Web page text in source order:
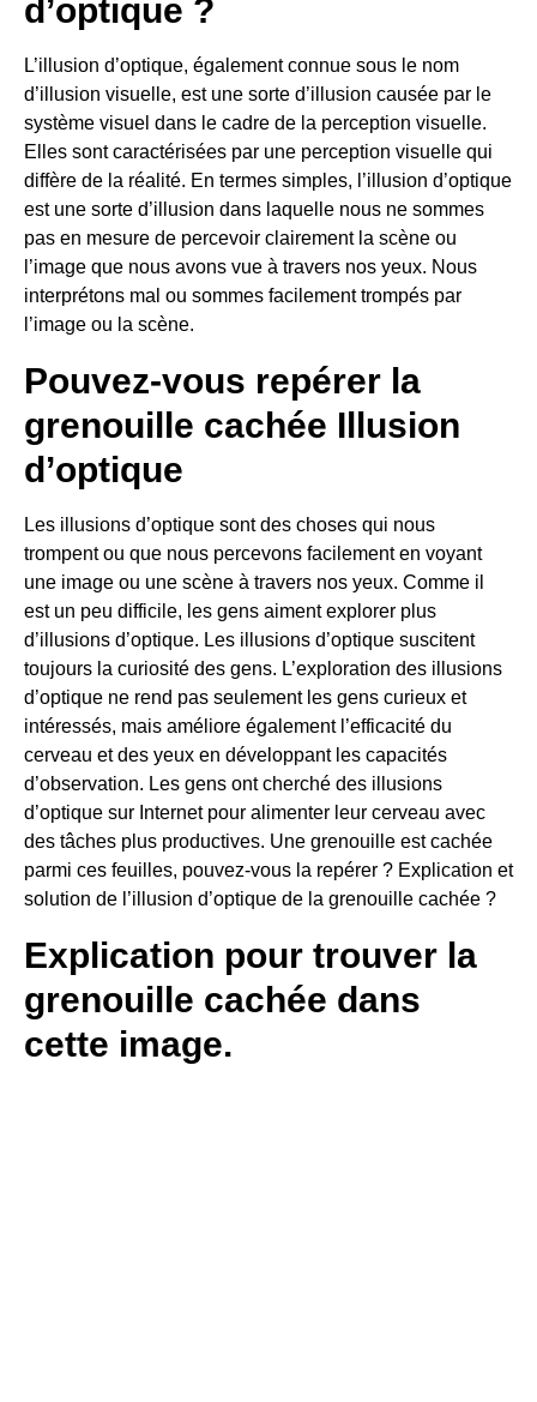
d’optique ?
L’illusion d’optique, également connue sous le nom
d’illusion visuelle, est une sorte d’illusion causée par le
système visuel dans le cadre de la perception visuelle.
Elles sont caractérisées par une perception visuelle qui
diffère de la réalité. En termes simples, l’illusion d’optique
est une sorte d’illusion dans laquelle nous ne sommes
pas en mesure de percevoir clairement la scène ou
l’image que nous avons vue à travers nos yeux. Nous
interprétons mal ou sommes facilement trompés par
l’image ou la scène.
Pouvez-vous repérer la
grenouille cachée Illusion
d’optique
Les illusions d’optique sont des choses qui nous
trompent ou que nous percevons facilement en voyant
une image ou une scène à travers nos yeux. Comme il
est un peu difficile, les gens aiment explorer plus
d’illusions d’optique. Les illusions d’optique suscitent
toujours la curiosité des gens. L’exploration des illusions
d’optique ne rend pas seulement les gens curieux et
intéressés, mais améliore également l’efficacité du
cerveau et des yeux en développant les capacités
d’observation. Les gens ont cherché des illusions
d’optique sur Internet pour alimenter leur cerveau avec
des tâches plus productives. Une grenouille est cachée
parmi ces feuilles, pouvez-vous la repérer ? Explication et
solution de l’illusion d’optique de la grenouille cachée ?
Explication pour trouver la
grenouille cachée dans
cette image.